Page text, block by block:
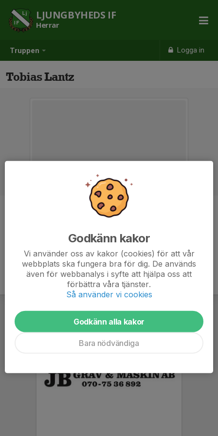
Truppen Logga in
LJUNGBYHEDS IF
Herrar
Tobias Lantz
Assisterande Tränare
Godkänn kakor
Vi använder oss av kakor (cookies) för att vår
webbplats ska fungera bra för dig. De används
även för webbanalys i syfte att hjälpa oss att
förbättra våra tjänster.
Så använder vi cookies
Godkänn alla kakor
Bara nödvändiga